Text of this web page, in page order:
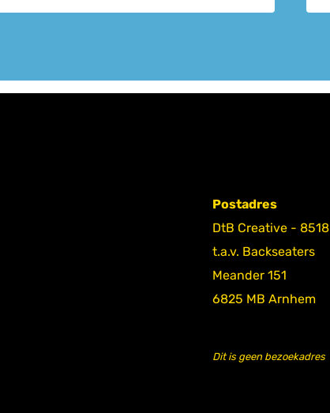
Postadres
DtB Creative - 8518
t.a.v. Backseaters
Meander 151
6825 MB Arnhem
Dit is geen bezoekadres